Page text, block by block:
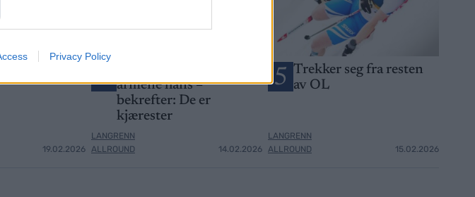
Privacy Policy
19.02.2026
4 armene hans –
bekrefter: De er
kjærester
LANGRENN
ALLROUND
14.02.2026
5 Trekker seg fra resten
av OL
LANGRENN
ALLROUND
15.02.2026